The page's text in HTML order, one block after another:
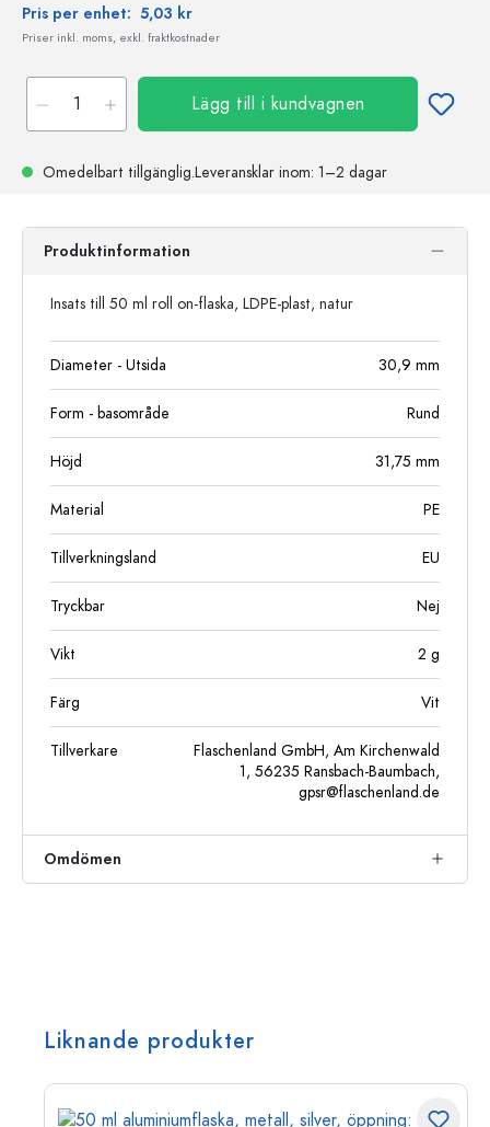
Pris per enhet: 5,03 kr
Priser inkl. moms, exkl. fraktkostnader
Lägg till i kundvagnen
Omedelbart tillgänglig.Leveransklar inom: 1–2 dagar
Produktinformation
Insats till 50 ml roll on-flaska, LDPE-plast, natur
Diameter - Utsida 30,9 mm
Form - basområde Rund
Höjd 31,75 mm
Material PE
Tillverkningsland EU
Tryckbar Nej
Vikt 2 g
Färg Vit
Tillverkare
Flaschenland GmbH, Am Kirchenwald
1, 56235 Ransbach-Baumbach,
gpsr@flaschenland.de
Omdömen
Liknande produkter